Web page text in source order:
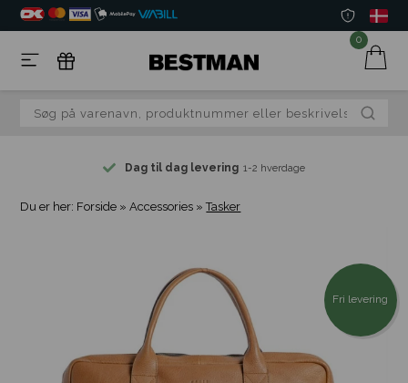
0
Dag til dag levering 1-2 hverdage
Du er her: Forside »Accessories »Tasker
Fri levering